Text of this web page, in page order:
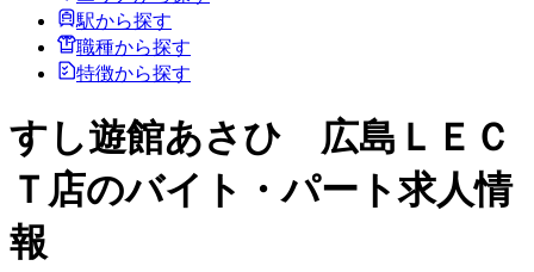
駅から探す
職種から探す
特徴から探す
すし遊館あさひ 広島ＬＥＣ
Ｔ店のバイト・パート求人情
報